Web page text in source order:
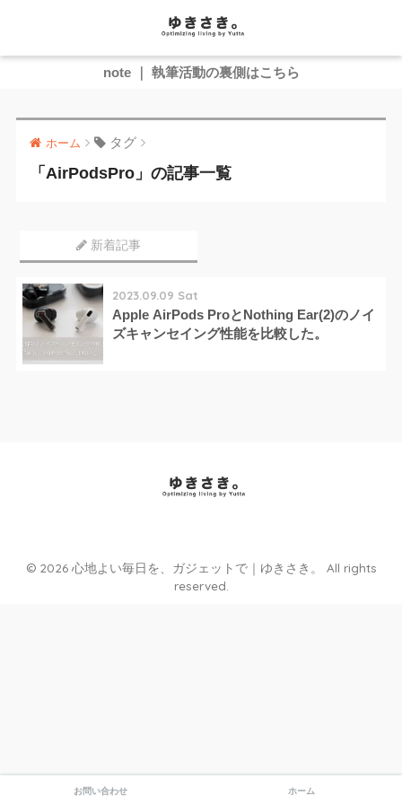
note ｜ 執筆活動の裏側はこちら
ホーム タグ
「AirPodsPro」の記事一覧
新着記事
2023.09.09 Sat
Apple AirPods ProとNothing Ear(2)のノイ
ズキャンセイング性能を比較した。
© 2026 心地よい毎日を、ガジェットで｜ゆきさき。 All rights
reserved.
お問い合わせ ホーム